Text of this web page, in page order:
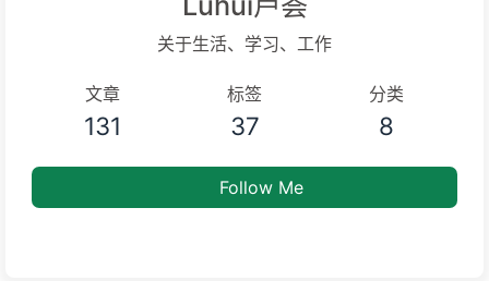
关于生活、学习、工作
文章
131
标签
37
分类
8
Follow Me